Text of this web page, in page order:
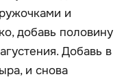
и
добавь половину
Добавь в
и снова